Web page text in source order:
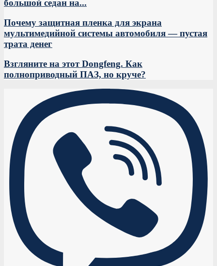
большой седан на...
Почему защитная пленка для экрана
мультимедийной системы автомобиля — пустая
трата денег
Взгляните на этот Dongfeng. Как
полноприводный ПАЗ, но круче?